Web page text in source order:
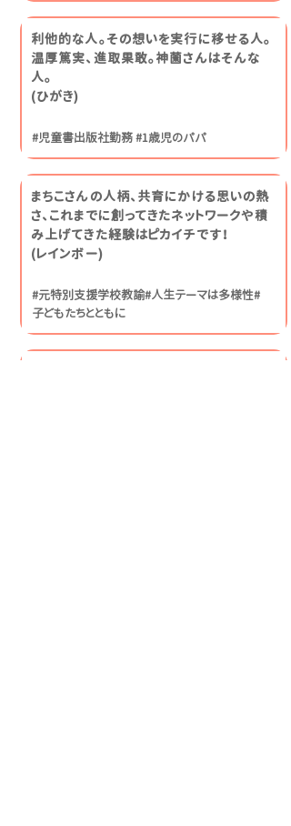
利他的な人。その想いを実行に移せる人。
温厚篤実、進取果敢。神薗さんはそんな
人。
(ひがき)
#児童書出版社勤務 #1歳児のパパ
まちこさんの人柄、共育にかける思いの熱
さ、これまでに創ってきたネットワークや積
み上げてきた経験はピカイチです！
​(レインボー)
#元特別支援学校教諭#人生テーマは多様性#
子どもたちとともに